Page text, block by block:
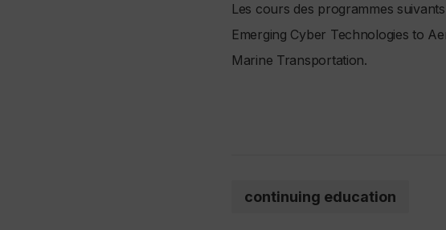
Les cours des programmes
Emerging Cyber Technologies to
Marine Transportation.
continuing education